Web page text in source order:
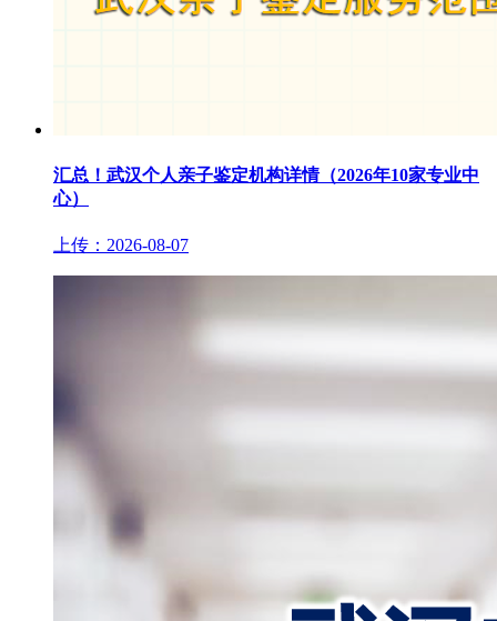
汇总！武汉个人亲子鉴定机构详情（2026年10家专业中
心）
上传：2026-08-07